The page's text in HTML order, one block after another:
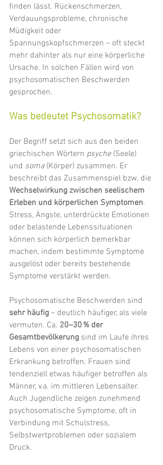
finden lässt. Rückenschmerzen,
Verdauungsprobleme, chronische
Müdigkeit oder
Spannungskopfschmerzen – oft steckt
mehr dahinter als nur eine körperliche
Ursache. In solchen Fällen wird von
psychosomatischen Beschwerden
gesprochen.
Was bedeutet Psychosomatik?
Der Begriff setzt sich aus den beiden
griechischen Wörtern psyche (Seele)
und soma (Körper) zusammen. Er
beschreibt das Zusammenspiel bzw. die
Wechselwirkung zwischen seelischem
Erleben und körperlichen Symptomen.
Stress, Ängste, unterdrückte Emotionen
oder belastende Lebenssituationen
können sich körperlich bemerkbar
machen, indem bestimmte Symptome
ausgelöst oder bereits bestehende
Symptome verstärkt werden.
Psychosomatische Beschwerden sind
sehr häufig – deutlich häufiger, als viele
vermuten. Ca. 20–30 % der
Gesamtbevölkerung sind im Laufe ihres
Lebens von einer psychosomatischen
Erkrankung betroffen. Frauen sind
tendenziell etwas häufiger betroffen als
Männer, v.a. im mittleren Lebensalter.
Auch Jugendliche zeigen zunehmend
psychosomatische Symptome, oft in
Verbindung mit Schulstress,
Selbstwertproblemen oder sozialem
Druck.